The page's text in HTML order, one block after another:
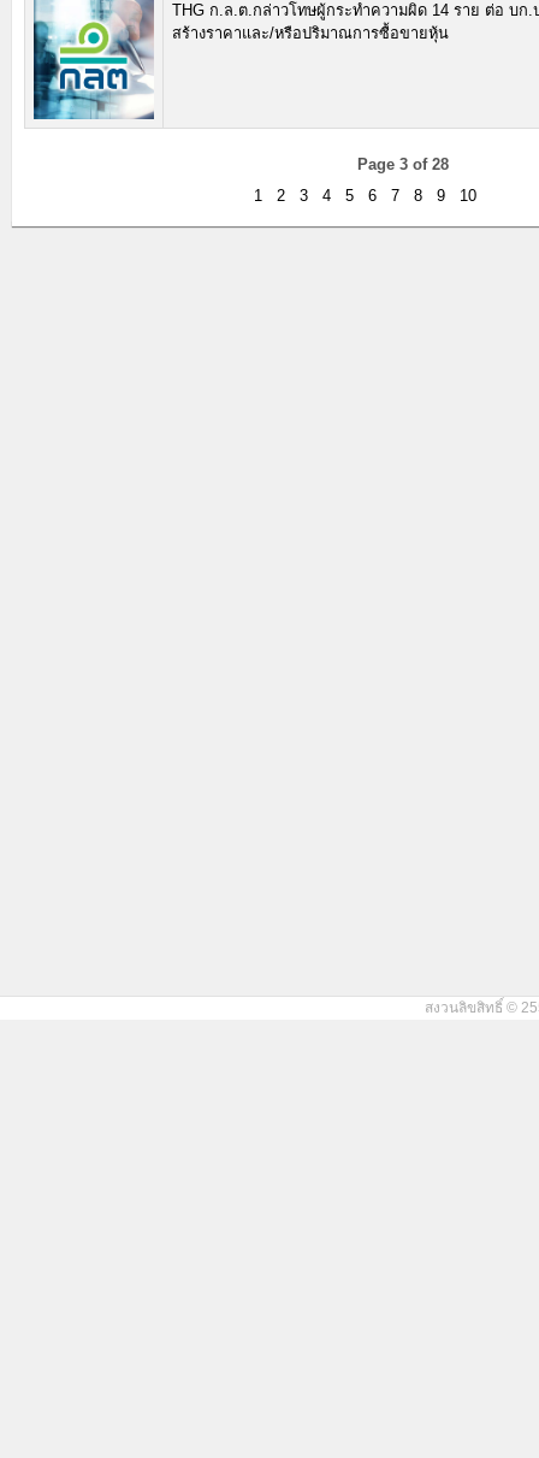
THG ก.ล.ต.กล่าวโทษผู้กระทำความผิด 14 ราย ต่อ บก
สร้างราคาและ/หรือปริมาณการซื้อขายหุ้น
Page 3 of 28
1
2 3 4 5 6 7 8 9 10
สงวนลิขสิทธิ์ ©